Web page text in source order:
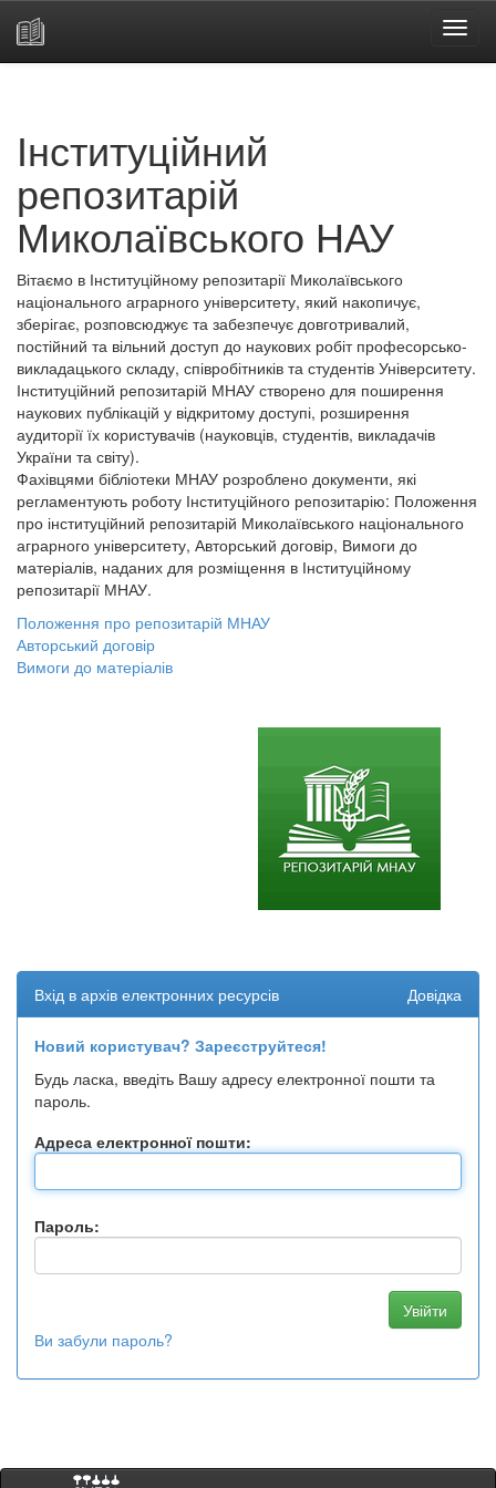
Інституційний
репозитарій
Миколаївського НАУ
Вітаємо в Інституційному репозитарії Миколаївського
національного аграрного університету, який накопичує,
зберігає, розповсюджує та забезпечує довготривалий,
постійний та вільний доступ до наукових робіт професорсько-
викладацького складу, співробітників та студентів Університету.
Інституційний репозитарій МНАУ створено для поширення
наукових публікацій у відкритому доступі, розширення
аудиторії їх користувачів (науковців, студентів, викладачів
України та світу).
Фахівцями бібліотеки МНАУ розроблено документи, які
регламентують роботу Інституційного репозитарію: Положення
про інституційний репозитарій Миколаївського національного
аграрного університету, Авторський договір, Вимоги до
матеріалів, наданих для розміщення в Інституційному
репозитарії МНАУ.
Положення про репозитарій МНАУ
Авторський договір
Вимоги до матеріалів
Вхід в архів електронних ресурсів Довідка
Новий користувач? Зареєструйтеся!
Будь ласка, введіть Вашу адресу електронної пошти та
пароль.
Адреса електронної пошти:
Пароль:
Ви забули пароль?